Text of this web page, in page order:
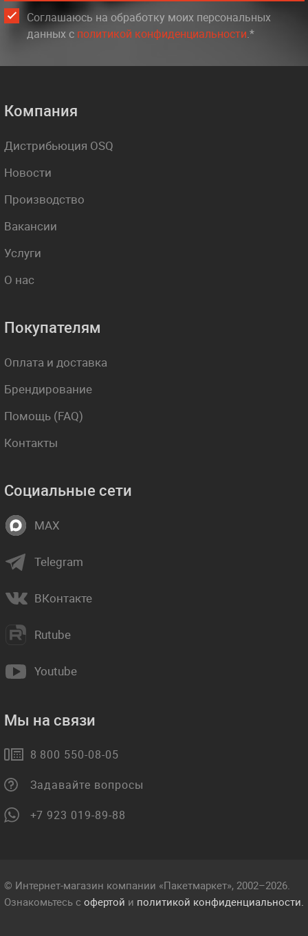
Соглашаюсь на обработку моих персональных
данных c политикой конфиденциальности.*
Компания
Дистрибьюция OSQ
Новости
Производство
Вакансии
Услуги
О нас
Покупателям
Оплата и доставка
Брендирование
Помощь (FAQ)
Контакты
Социальные сети
MAX
Telegram
ВКонтакте
Rutube
Youtube
Мы на связи
8 800 550-08-05
Задавайте вопросы
+7 923 019-89-88
© Интернет-магазин компании «Пакетмаркет», 2002–2026.
Ознакомьтесь с офертой и политикой конфиденциальности.